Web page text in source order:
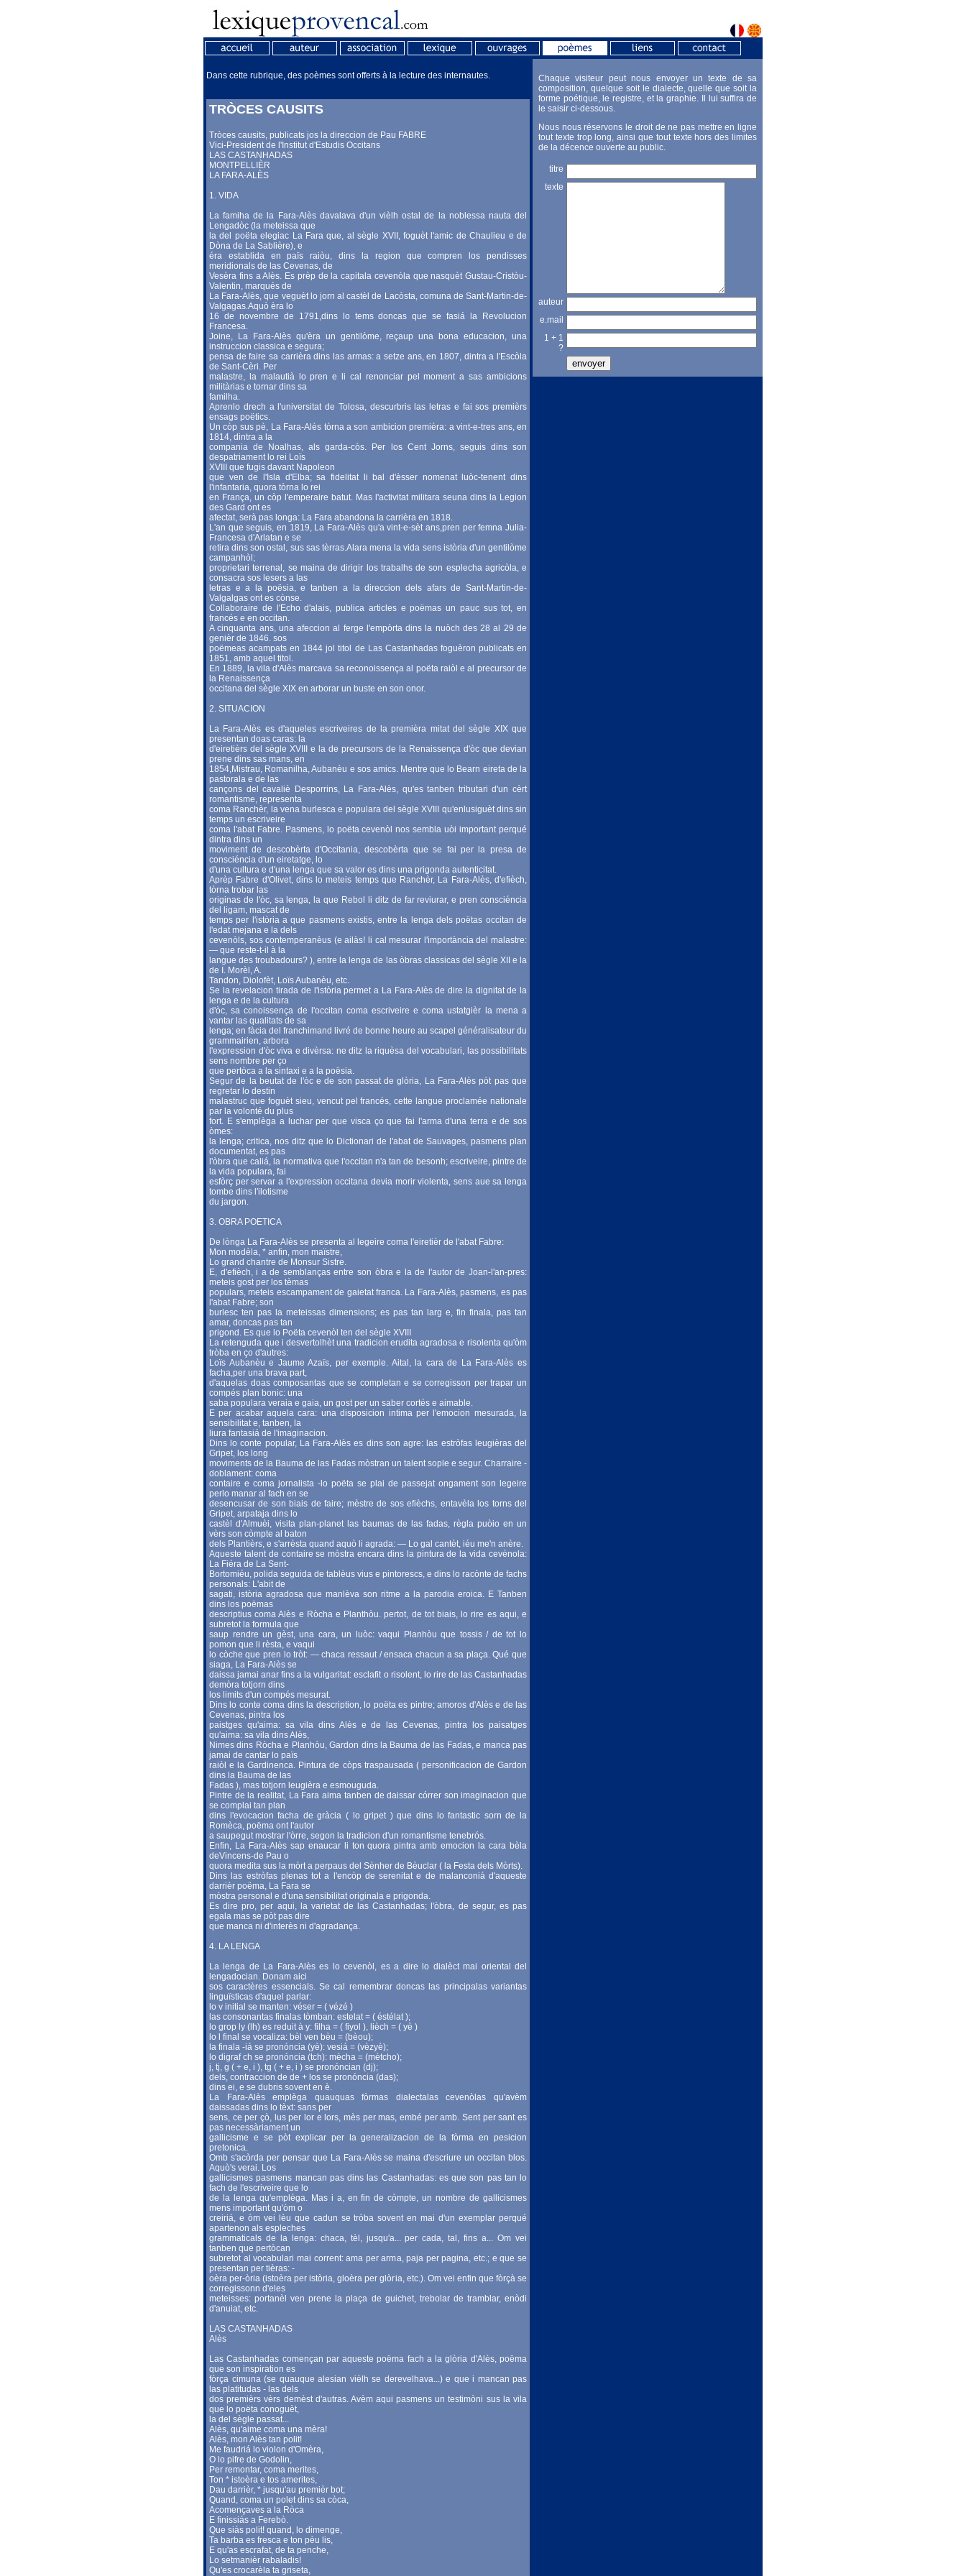
Dans cette rubrique, des poèmes sont offerts à la lecture des internautes.
TRÒCES CAUSITS
Tròces causits, publicats jos la direccion de Pau FABRE
Vici-President de l'Institut d'Estudis Occitans
LAS CASTANHADAS
MONTPELLIÈR
LA FARA-ALÈS
1. VIDA
La famiha de la Fara-Alès davalava d'un vièlh ostal de la noblessa nauta del
Lengadòc (la meteissa que
la del poëta elegiac La Fara que, al sègle XVII, foguèt l'amic de Chaulieu e de
Dòna de La Sablière), e
éra establida en païs raiòu, dins la region que compren los pendisses
meridionals de las Cevenas, de
Vesèra fins a Alès. Es prèp de la capitala cevenòla que nasquèt Gustau-Cristòu-
Valentin, marqués de
La Fara-Alès, que veguèt lo jorn al castèl de Lacòsta, comuna de Sant-Martin-de-
Valgagas.Aquò èra lo
16 de novembre de 1791,dins lo tems doncas que se fasiá la Revolucion
Francesa.
Joine, La Fara-Alès qu'èra un gentilòme, reçaup una bona educacion, una
instruccion classica e segura;
pensa de faire sa carrièra dins las armas: a setze ans, en 1807, dintra a l'Escòla
de Sant-Cèri. Per
malastre, la malautià lo pren e li cal renonciar pel moment a sas ambicions
militàrias e tornar dins sa
familha.
Aprenlo drech a l'universitat de Tolosa, descurbris las letras e fai sos premièrs
ensags poëtics.
Un còp sus pè, La Fara-Alès tòrna a son ambicion premièra: a vint-e-tres ans, en
1814, dintra a la
compania de Noalhas, als garda-còs. Per los Cent Jorns, seguis dins son
despatriament lo rei Loïs
XVIII que fugis davant Napoleon
que ven de l'Isla d'Elba; sa fidelitat li bal d'èsser nomenat luòc-tenent dins
l'infantaria, quora tòrna lo rei
en França, un còp l'emperaire batut. Mas l'activitat militara seuna dins la Legion
des Gard ont es
afectat, serà pas longa: La Fara abandona la carrièra en 1818.
L'an que seguis, en 1819, La Fara-Alès qu'a vint-e-sèt ans,pren per femna Julia-
Francesa d'Arlatan e se
retira dins son ostal, sus sas tèrras.Alara mena la vida sens istòria d'un gentilòme
campanhòl;
proprietari terrenal, se maina de dirigir los trabalhs de son esplecha agricòla, e
consacra sos lesers a las
letras e a la poësia, e tanben a la direccion dels afars de Sant-Martin-de-
Valgalgas ont es cònse.
Collaboraire de l'Echo d'alais, publica articles e poëmas un pauc sus tot, en
francés e en occitan.
A cinquanta ans, una afeccion al ferge l'empòrta dins la nuòch des 28 al 29 de
genièr de 1846. sos
poëmeas acampats en 1844 jol titol de Las Castanhadas foguèron publicats en
1851, amb aquel titol.
En 1889, la vila d'Alès marcava sa reconoissença al poëta raiòl e al precursor de
la Renaissença
occitana del sègle XIX en arborar un buste en son onor.
2. SITUACION
La Fara-Alès es d'aqueles escriveires de la premièra mitat del sègle XIX que
presentan doas caras: la
d'eiretièrs del sègle XVIII e la de precursors de la Renaissença d'òc que devian
prene dins sas mans, en
1854,Mistrau, Romanilha, Aubanèu e sos amics. Mentre que lo Bearn eireta de la
pastorala e de las
cançons del cavaliè Desporrins, La Fara-Alès, qu'es tanben tributari d'un cèrt
romantisme, representa
coma Ranchèr, la vena burlesca e populara del sègle XVIII qu'enlusiguèt dins sin
temps un escriveire
coma l'abat Fabre. Pasmens, lo poëta cevenòl nos sembla uòi important perqué
dintra dins un
moviment de descobèrta d'Occitania, descobèrta que se fai per la presa de
consciéncia d'un eiretatge, lo
d'una cultura e d'una lenga que sa valor es dins una prigonda autenticitat.
Aprèp Fabre d'Olivet, dins lo meteis temps que Ranchèr, La Fara-Alès, d'efièch,
tòrna trobar las
originas de l'òc, sa lenga, la que Rebol li ditz de far reviurar, e pren consciéncia
del ligam, mascat de
temps per l'istòria a que pasmens existis, entre la lenga dels poëtas occitan de
l'edat mejana e la dels
cevenòls, sos contemperanèus (e ailàs! li cal mesurar l'importància del malastre:
— que reste-t-il à la
langue des troubadours? ), entre la lenga de las òbras classicas del sègle XII e la
de I. Morèl, A.
Tandon, Diolofèt, Loïs Aubanèu, etc.
Se la revelacion tirada de l'istòria permet a La Fara-Alès de dire la dignitat de la
lenga e de la cultura
d'òc, sa conoissença de l'occitan coma escriveire e coma ustatgièr la mena a
vantar las qualitats de sa
lenga; en fàcia del franchimand livré de bonne heure au scapel généralisateur du
grammairien, arbora
l'expression d'òc viva e divèrsa: ne ditz la riquèsa del vocabulari, las possibilitats
sens nombre per ço
que pertòca a la sintaxi e a la poësia.
Segur de la beutat de l'òc e de son passat de glòria, La Fara-Alès pòt pas que
regretar lo destin
malastruc que foguèt sieu, vencut pel francés, cette langue proclamée nationale
par la volonté du plus
fort. E s'emplèga a luchar per que visca ço que fai l'arma d'una terra e de sos
òmes:
la lenga; critica, nos ditz que lo Dictionari de l'abat de Sauvages, pasmens plan
documentat, es pas
l'òbra que caliá, la normativa que l'occitan n'a tan de besonh; escriveire, pintre de
la vida populara, fai
esfòrç per servar a l'expression occitana devia morir violenta, sens aue sa lenga
tombe dins l'ilotisme
du jargon.
3. OBRA POETICA
De lònga La Fara-Alès se presenta al legeire coma l'eiretièr de l'abat Fabre:
Mon modèla, * anfin, mon maïstre,
Lo grand chantre de Monsur Sistre.
E, d'efièch, i a de semblanças entre son òbra e la de l'autor de Joan-l'an-pres:
meteis gost per los tèmas
populars, meteis escampament de gaietat franca. La Fara-Alès, pasmens, es pas
l'abat Fabre; son
burlesc ten pas la meteissas dimensions; es pas tan larg e, fin finala, pas tan
amar, doncas pas tan
prigond. Es que lo Poëta cevenòl ten del sègle XVIII
La retenguda que i desvertolhèt una tradicion erudita agradosa e risolenta qu'òm
tròba en ço d'autres:
Loïs Aubanèu e Jaume Azaïs, per exemple. Aital, la cara de La Fara-Alès es
facha,per una brava part,
d'aquelas doas composantas que se completan e se corregisson per trapar un
compés plan bonic: una
saba populara veraia e gaia, un gost per un saber cortés e aimable.
E per acabar aquela cara: una disposicion intima per l'emocion mesurada, la
sensibilitat e, tanben, la
liura fantasiá de l'imaginacion.
Dins lo conte popular, La Fara-Alès es dins son agre: las estròfas leugièras del
Gripet, los long
moviments de la Bauma de las Fadas mòstran un talent sople e segur. Charraire -
doblament: coma
contaire e coma jornalista -lo poëta se plai de passejat ongament son legeire
perlo manar al fach en se
desencusar de son biais de faire; mèstre de sos efièchs, entavèla los torns del
Gripet, arpataja dins lo
castèl d'Almuèi, visita plan-planet las baumas de las fadas, règla puòio en un
vèrs son còmpte al baton
dels Plantièrs, e s'arrèsta quand aquò li agrada: — Lo gal cantèt, iéu me'n anère.
Aqueste talent de contaire se mòstra encara dins la pintura de la vida cevènola:
La Fiéra de La Sent-
Bortomiéu, polida seguida de tablèus vius e pintorescs, e dins lo racònte de fachs
personals: L'abit de
sagati, istòria agradosa que manlèva son ritme a la parodia eroica. E Tanben
dins los poëmas
descriptius coma Alès e Ròcha e Planthòu. pertot, de tot biais, lo rire es aqui, e
subretot la formula que
saup rendre un gèst, una cara, un luòc: vaqui Planhòu que tossis / de tot lo
pomon que li rèsta, e vaqui
lo còche que pren lo tròt: — chaca ressaut / ensaca chacun a sa plaça. Qué que
siaga, La Fara-Alès se
daissa jamai anar fins a la vulgaritat: esclafit o risolent, lo rire de las Castanhadas
demòra totjorn dins
los limits d'un compés mesurat.
Dins lo conte coma dins la description, lo poëta es pintre; amoros d'Alès e de las
Cevenas, pintra los
paistges qu'aima: sa vila dins Alès e de las Cevenas, pintra los paisatges
qu'aima: sa vila dins Alès,
Nimes dins Ròcha e Planhòu, Gardon dins la Bauma de las Fadas, e manca pas
jamai de cantar lo païs
raiòl e la Gardinenca. Pintura de còps traspausada ( personificacion de Gardon
dins la Bauma de las
Fadas ), mas totjorn leugièra e esmouguda.
Pintre de la realitat, La Fara aima tanben de daissar córrer son imaginacion que
se complai tan plan
dins l'evocacion facha de gràcia ( lo gripet ) que dins lo fantastic sorn de la
Romèca, poëma ont l'autor
a saupegut mostrar l'òrre, segon la tradicion d'un romantisme tenebrós.
Enfin, La Fara-Alès sap enaucar li ton quora pintra amb emocion la cara bèla
deVincens-de Pau o
quora medita sus la mòrt a perpaus del Sènher de Bèuclar ( la Festa dels Mòrts).
Dins las estròfas plenas tot a l'encòp de serenitat e de malanconiá d'aqueste
darrièr poëma, La Fara se
mòstra personal e d'una sensibilitat originala e prigonda.
Es dire pro, per aqui, la varietat de las Castanhadas; l'òbra, de segur, es pas
egala mas se pòt pas dire
que manca ni d'interès ni d'agradança.
4. LA LENGA
La lenga de La Fara-Alès es lo cevenòl, es a dire lo dialèct mai oriental del
lengadocian. Donam aici
sos caractères essencials. Se cal remembrar doncas las principalas variantas
linguïsticas d'aquel parlar:
lo v initial se manten: véser = ( vézé )
las consonantas finalas tòmban: estelat = ( éstélat );
lo grop ly (lh) es reduit à y: filha = ( fiyol ), lièch = ( yè )
lo l final se vocaliza: bèl ven bèu = (bèou);
la finala -iá se pronóncia (yè): vesiá = (vèzyè);
lo digraf ch se pronóncia (tch): mècha = (mètcho);
j, tj, g ( + e, i ), tg ( + e, i ) se pronóncian (dj);
dels, contraccion de de + los se pronóncia (das);
dins ei, e se dubris sovent en è.
La Fara-Alès emplèga quauquas fòrmas dialectalas cevenòlas qu'avèm
daissadas dins lo tèxt: sans per
sens, ce per çò, lus per lor e lors, mès per mas, embé per amb. Sent per sant es
pas necessàriament un
gallicisme e se pòt explicar per la generalizacion de la fòrma en pesicion
pretonica.
Omb s'acòrda per pensar que La Fara-Alès se maina d'escriure un occitan blos.
Aquò's verai. Los
gallicismes pasmens mancan pas dins las Castanhadas: es que son pas tan lo
fach de l'escriveire que lo
de la lenga qu'emplèga. Mas i a, en fin de còmpte, un nombre de gallicismes
mens important qu'òm o
creiriá, e òm vei lèu que cadun se tròba sovent en mai d'un exemplar perqué
apartenon als espleches
grammaticals de la lenga: chaca, tèl, jusqu'a... per cada, tal, fins a... Om vei
tanben que pertòcan
subretot al vocabulari mai corrent: ama per arma, paja per pagina, etc.; e que se
presentan per tièras: -
oèra per-òria (istoèra per istòria, gloèra per glòria, etc.). Om vei enfin que fòrçà se
corregissonn d'eles
meteisses: portanèl ven prene la plaça de guichet, trebolar de tramblar, enòdi
d'anuiat, etc.
LAS CASTANHADAS
Alès
Las Castanhadas començan par aqueste poëma fach a la glòria d'Alès, poëma
que son inspiration es
fòrça cimuna (se quauque alesian vièlh se derevelhava...) e que i mancan pas
las platitudas - las dels
dos premièrs vèrs demèst d'autras. Avèm aqui pasmens un testimòni sus la vila
que lo poëta conoguèt,
la del sègle passat...
Alès, qu'aime coma una mèra!
Alès, mon Alès tan polit!
Me faudriá lo violon d'Omèra,
O lo pifre de Godolin,
Per remontar, coma merites,
Ton * istoèra e tos amerites,
Dau darrièr, * jusqu'au premièr bot;
Quand, coma un polet dins sa còca,
Acomençaves a la Ròca
E finissiás a Ferebò.
Que siás polit! quand, lo dimenge,
Ta barba es fresca e ton pèu lis,
E qu'as escrafat, de ta penche,
Lo setmanièr rabaladis!
Qu'es crocarèla ta griseta,
Chaque visiteur peut nous envoyer un texte de sa
composition, quelque soit le dialecte, quelle que soit la
forme poétique, le registre, et la graphie. Il lui suffira de
le saisir ci-dessous.
Nous nous réservons le droit de ne pas mettre en ligne
tout texte trop long, ainsi que tout texte hors des limites
de la décence ouverte au public.
titre
texte
auteur
e.mail
1 + 1
?